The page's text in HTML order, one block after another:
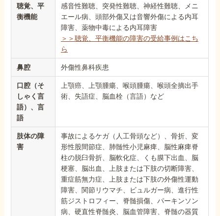
聴覚、平
衡機能
感音性難聴、突発性難聴、神経性難聴、メニ
エール病、頭部外傷又は音響外傷による内耳
障害、薬物中毒による内耳障害
＞＞聴覚、平衡機能の障害の受給事例はこち
ら
鼻腔 外傷性鼻科疾患
口腔（そ
しゃく言
語）、言
語
上顎癌、上顎腫瘍、喉頭腫瘍、喉頭全摘出手
術、失語症、脳血栓（言語）など
肢体の障
害
事故によるケガ（人工骨頭など）、骨折、変
形性股間節症、肺髄性小児麻痺、脳性麻痺脊
柱の脱臼骨折、脳軟化症、くも膜下出血、脳
梗塞、脳出血、上肢または下肢の切断障害、
重症筋無力症、上肢または下肢の外傷性運動
障害、関節リウマチ、ビュルガー病、進行性
筋ジストロフィー、脊髄損傷、パーキンソン
病、硬直性脊髄炎、脳血管障害、脊髄の器質